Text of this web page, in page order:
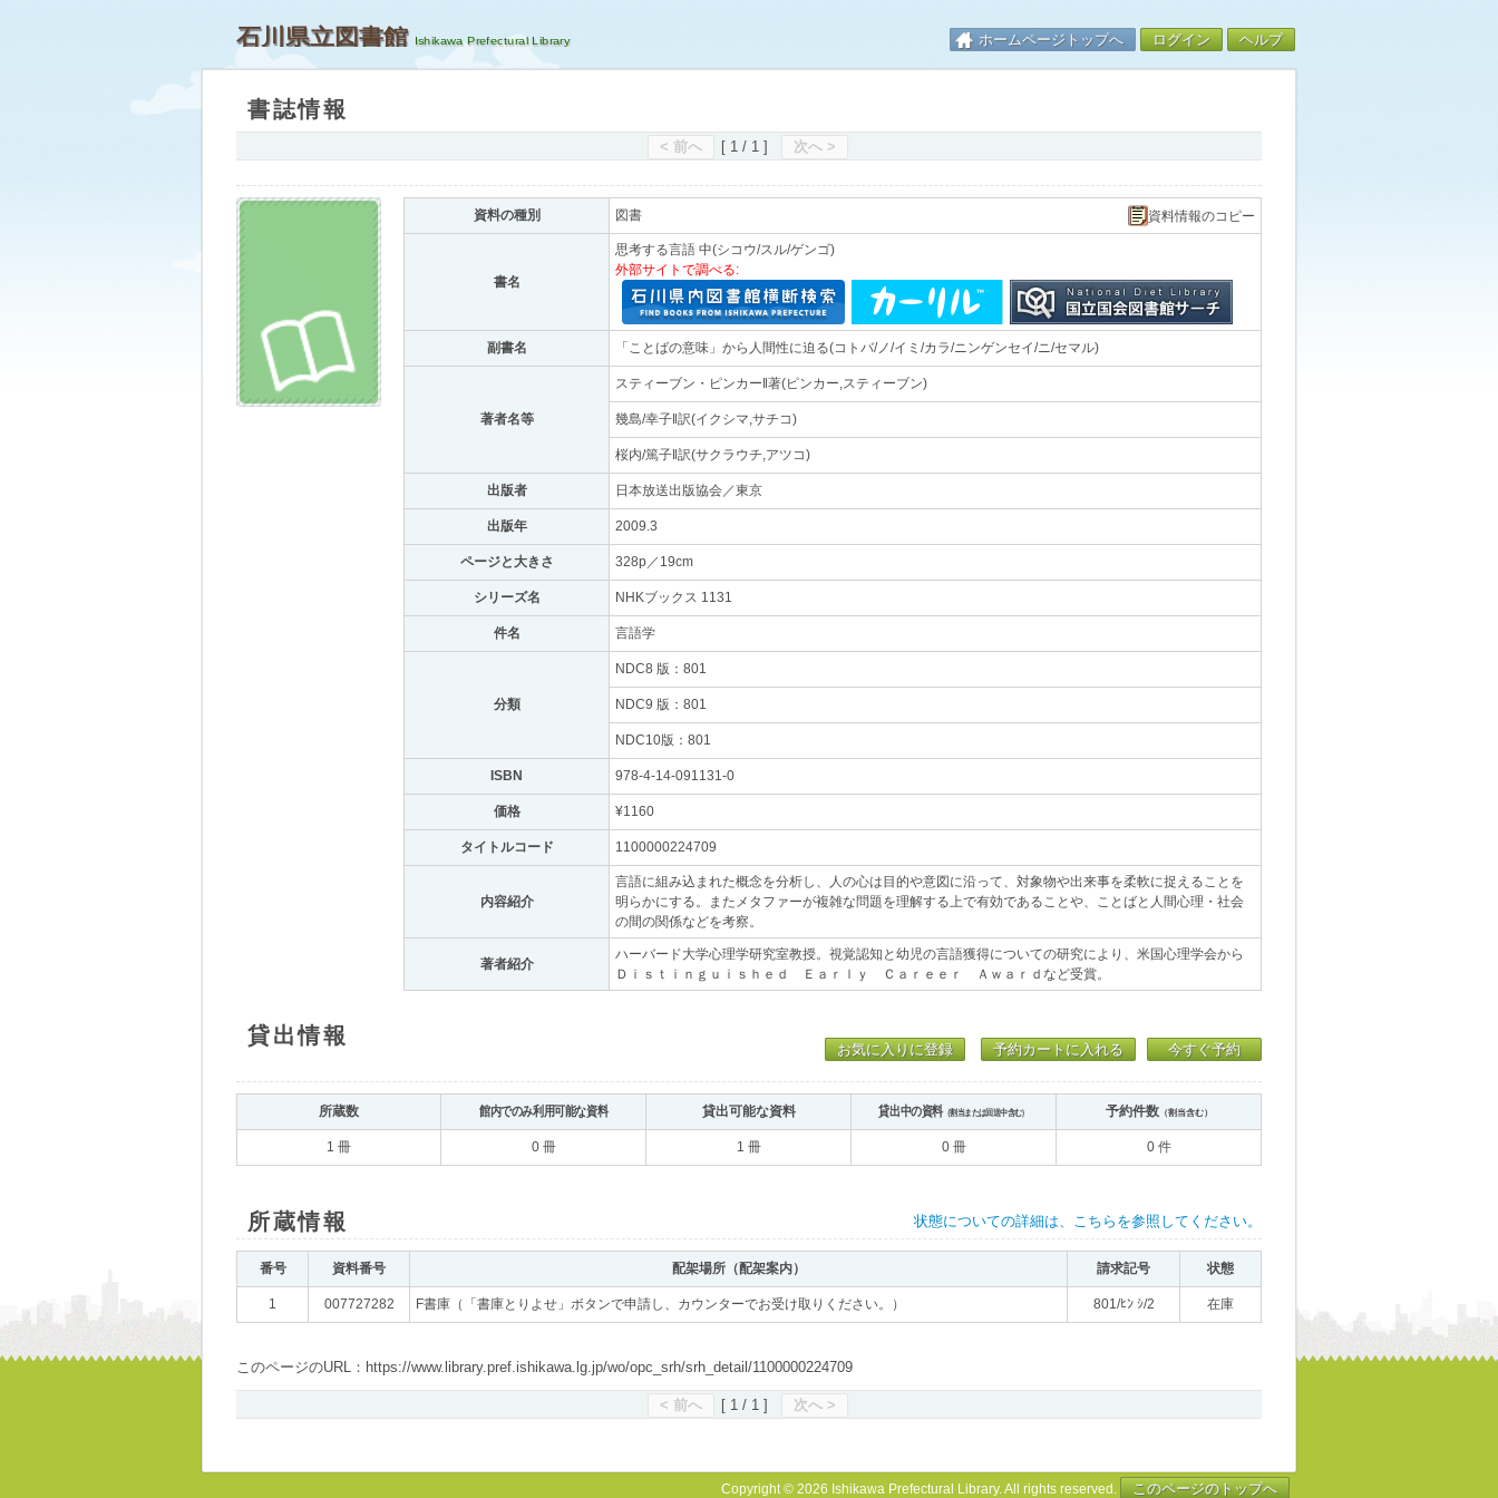
石川県立図書館 ホームページトップへ ログイン ヘルプ
書誌情報
< 前へ [ 1 / 1 ] 次へ >
資料の種別 図書 資料情報のコピー
書名
思考する言語 中(シコウ/スル/ゲンゴ)
外部サイトで調べる:
副書名 「ことばの意味」から人間性に迫る(コトバ/ノ/イミ/カラ/ニンゲンセイ/ニ/セマル)
著者名等
スティーブン・ピンカー‖著(ピンカー,スティーブン)
幾島/幸子‖訳(イクシマ,サチコ)
桜内/篤子‖訳(サクラウチ,アツコ)
出版者 日本放送出版協会／東京
出版年 2009.3
ページと大きさ 328p／19cm
シリーズ名 NHKブックス 1131
件名 言語学
分類
NDC8 版：801
NDC9 版：801
NDC10版：801
ISBN 978-4-14-091131-0
価格 ¥1160
タイトルコード 1100000224709
内容紹介
言語に組み込まれた概念を分析し、人の心は目的や意図に沿って、対象物や出来事を柔軟に捉えることを
明らかにする。またメタファーが複雑な問題を理解する上で有効であることや、ことばと人間心理・社会
の間の関係などを考察。
著者紹介
ハーバード大学心理学研究室教授。視覚認知と幼児の言語獲得についての研究により、米国心理学会から
Ｄｉｓｔｉｎｇｕｉｓｈｅｄ Ｅａｒｌｙ Ｃａｒｅｅｒ Ａｗａｒｄなど受賞。
貸出情報
お気に入りに登録 予約カートに入れる 今すぐ予約
所蔵数 館内でのみ利用可能な資料 貸出可能な資料 貸出中の資料（割当または回送中含む） 予約件数（割当含む）
1 冊 0 冊 1 冊 0 冊 0 件
所蔵情報 状態についての詳細は、こちらを参照してください。
番号 資料番号 配架場所（配架案内） 請求記号 状態
1 007727282 F書庫（「書庫とりよせ」ボタンで申請し、カウンターでお受け取りください。） 801/ﾋﾝ ｼ/2 在庫
このページのURL：https://www.library.pref.ishikawa.lg.jp/wo/opc_srh/srh_detail/1100000224709
< 前へ [ 1 / 1 ] 次へ >
Copyright © 2026 Ishikawa Prefectural Library. All rights reserved. このページのトップへ